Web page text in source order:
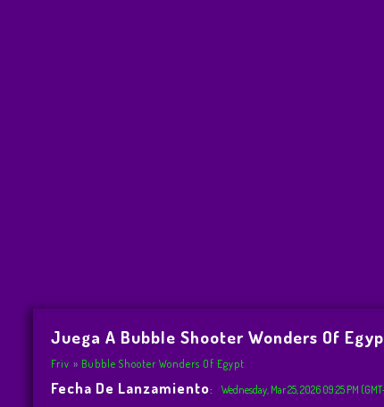
Juega A Bubble Shooter Wonders Of
Friv Bubble Shooter Wonders Of Egypt
Fecha De Lanzamiento: Wednesday, Mar 25, 2026 09:25 PM